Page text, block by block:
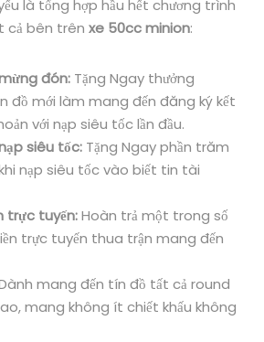
là tổng hợp hầu hết chương trình
cả bên trên xe 50cc minion:
đón: Tặng Ngay thưởng
đồ mới làm mang đến đăng ký kết
với nạp siêu tốc lần đầu.
siêu tốc: Tặng Ngay phần trăm
nạp siêu tốc vào biết tin tài
trực tuyến:Hoàn trả một trong số
trực tuyến thua trận mang đến
mang đến tín đồ tất cả round
mang không ít chiết khấu không